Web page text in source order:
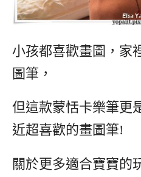
小孩都喜歡畫圖，家
圖筆，
但這款蒙恬卡樂筆更
近超喜歡的畫圖筆!
關於更多適合寶寶的